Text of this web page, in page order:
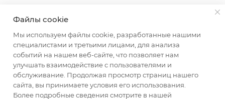
2026 © ООО "Вайт Текстиль групп"
Любая информация на сайте носит справочный
характер и не является публичной офертой
определяемой положениями пункта 2 статьи 437
Гражданского кодекса Российской Федерации.
Использование любых материалов, опубликованных
на https://opt-milena.ru, допустимо только при
Файлы cookie
Мы используем файлы cookie, разработанные нашими
специалистами и третьими лицами, для анализа
событий на нашем веб-сайте, что позволяет нам
улучшать взаимодействие с пользователями и
обслуживание. Продолжая просмотр страниц нашего
сайта, вы принимаете условия его использования.
Более подробные сведения смотрите в нашей